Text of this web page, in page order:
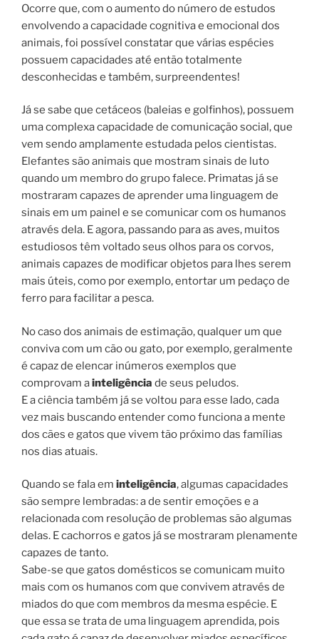
Ocorre que, com o aumento do número de estudos
envolvendo a capacidade cognitiva e emocional dos
animais, foi possível constatar que várias espécies
possuem capacidades até então totalmente
desconhecidas e também, surpreendentes!
Já se sabe que cetáceos (baleias e golfinhos), possuem
uma complexa capacidade de comunicação social, que
vem sendo amplamente estudada pelos cientistas.
Elefantes são animais que mostram sinais de luto
quando um membro do grupo falece. Primatas já se
mostraram capazes de aprender uma linguagem de
sinais em um painel e se comunicar com os humanos
através dela. E agora, passando para as aves, muitos
estudiosos têm voltado seus olhos para os corvos,
animais capazes de modificar objetos para lhes serem
mais úteis, como por exemplo, entortar um pedaço de
ferro para facilitar a pesca.
No caso dos animais de estimação, qualquer um que
conviva com um cão ou gato, por exemplo, geralmente
é capaz de elencar inúmeros exemplos que
comprovam ainteligência de seus peludos.
E a ciência também já se voltou para esse lado, cada
vez mais buscando entender como funciona a mente
dos cães e gatos que vivem tão próximo das famílias
nos dias atuais.
Quando se fala em inteligência, algumas capacidades
são sempre lembradas: a de sentir emoções e a
relacionada com resolução de problemas são algumas
delas. E cachorros e gatos já se mostraram plenamente
capazes de tanto.
Sabe-se que gatos domésticos se comunicam muito
mais com os humanos com que convivem através de
miados do que com membros da mesma espécie. E
que essa se trata de uma linguagem aprendida, pois